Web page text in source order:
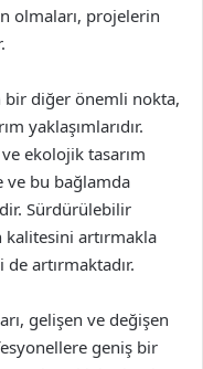
olmaları, projelerin
bir diğer önemli nokta,
yaklaşımlarıdır.
ekolojik tasarım
bu bağlamda
Sürdürülebilir
artırmakla
artırmaktadır.
gelişen ve değişen
geniş bir